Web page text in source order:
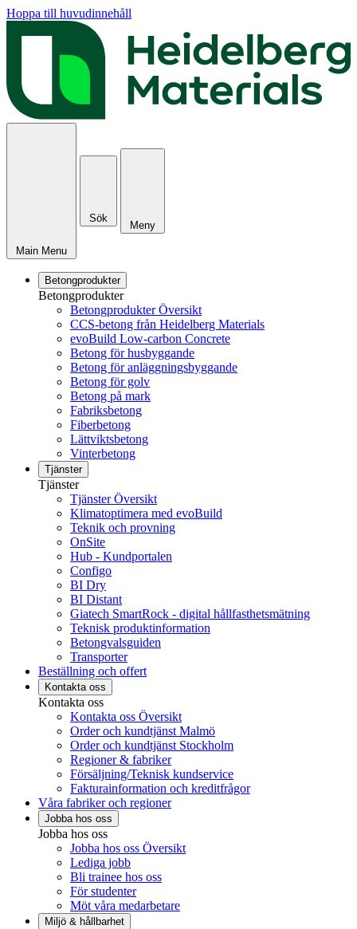
Hoppa till huvudinnehåll
Main Menu
Sök
Meny
Betongprodukter
Betongprodukter
Betongprodukter Översikt
CCS-betong från Heidelberg Materials
evoBuild Low-carbon Concrete
Betong för husbyggande
Betong för anläggningsbyggande
Betong för golv
Betong på mark
Fabriksbetong
Fiberbetong
Lättviktsbetong
Vinterbetong
Tjänster
Tjänster
Tjänster Översikt
Klimatoptimera med evoBuild
Teknik och provning
OnSite
Hub - Kundportalen
Configo
BI Dry
BI Distant
Giatech SmartRock - digital hållfasthetsmätning
Teknisk produktinformation
Betongvalsguiden
Transporter
Beställning och offert
Kontakta oss
Kontakta oss
Kontakta oss Översikt
Order och kundtjänst Malmö
Order och kundtjänst Stockholm
Regioner & fabriker
Försäljning/Teknisk kundservice
Fakturainformation och kreditfrågor
Våra fabriker och regioner
Jobba hos oss
Jobba hos oss
Jobba hos oss Översikt
Lediga jobb
Bli trainee hos oss
För studenter
Möt våra medarbetare
Miljö & hållbarhet